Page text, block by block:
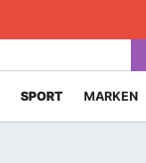
SPORT MARKEN